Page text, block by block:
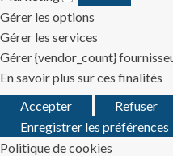
Marketing
Gérer les options
Gérer les services
Gérer {vendor_count}
En savoir plus sur ces finalités
Accepter
Refuser
Enregistrer les préférences
Politique de cookies